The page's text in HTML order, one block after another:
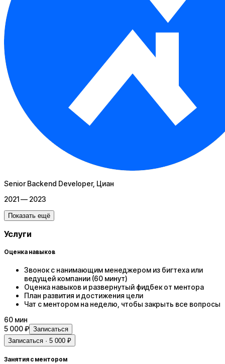
Senior Backend Developer, Циан
2021 — 2023
Показать ещё
Услуги
Оценка навыков
Звонок с нанимающим менеджером из бигтеха или
ведущей компании (60 минут)
Оценка навыков и развернутый фидбек от ментора
План развития и достижения цели
Чат с ментором на неделю, чтобы закрыть все вопросы
60 мин
5 000 ₽ Записаться
Записаться · 5 000 ₽
Занятия с ментором